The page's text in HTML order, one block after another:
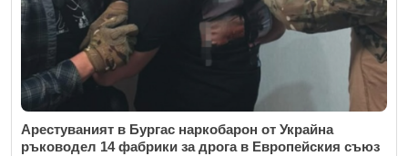
Арестуваният в Бургас наркобарон от Украйна
ръководел 14 фабрики за дрога в Европейския съюз